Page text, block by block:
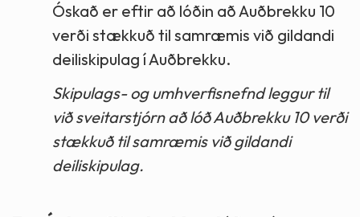
Óskað er eftir að lóðin að Auðbrekku 10
verði stækkuð til samræmis við gildandi
deiliskipulag í Auðbrekku.
Skipulags- og umhverfisnefnd leggur til
við sveitarstjórn að lóð Auðbrekku 10 verði
stækkuð til samræmis við gildandi
deiliskipulag.